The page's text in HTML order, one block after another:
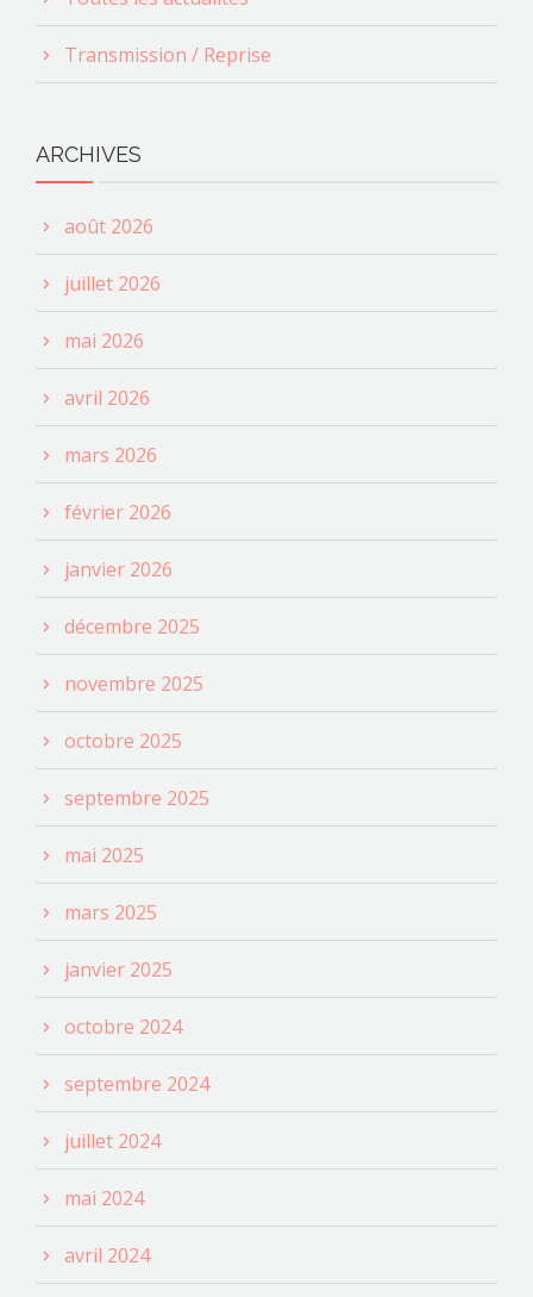
Transmission / Reprise
ARCHIVES
août 2026
juillet 2026
mai 2026
avril 2026
mars 2026
février 2026
janvier 2026
décembre 2025
novembre 2025
octobre 2025
septembre 2025
mai 2025
mars 2025
janvier 2025
octobre 2024
septembre 2024
juillet 2024
mai 2024
avril 2024